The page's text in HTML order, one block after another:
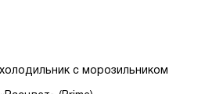
холодильник с морозильником